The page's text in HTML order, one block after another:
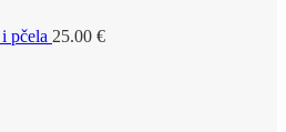
pčela 25.00 €